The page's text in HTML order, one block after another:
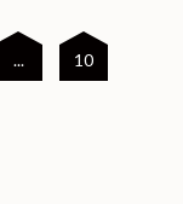
... 10